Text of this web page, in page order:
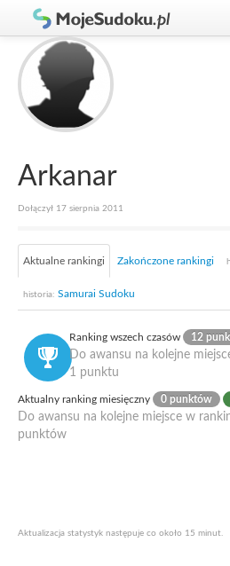
Graj w Sudoku!
Zasady Sudoku
Rankingi
Gracze
Arkanar
Dołączył 17 sierpnia 2011
Aktualne rankingi Zakończone rankingi
historia: Samurai Sudoku
Ranking wszech czasów 12
Do awansu na kolejne
1 punktu
Aktualny ranking miesięczny 0 punktów
Do awansu na kolejne miejsce w
punktów
Aktualizacja statystyk następuje co około 15 minut.